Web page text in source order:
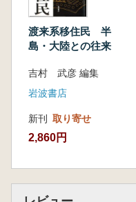
渡来系移住民 半
島・大陸との往来
吉村 武彦 編集
岩波書店
新刊 取り寄せ
2,860円